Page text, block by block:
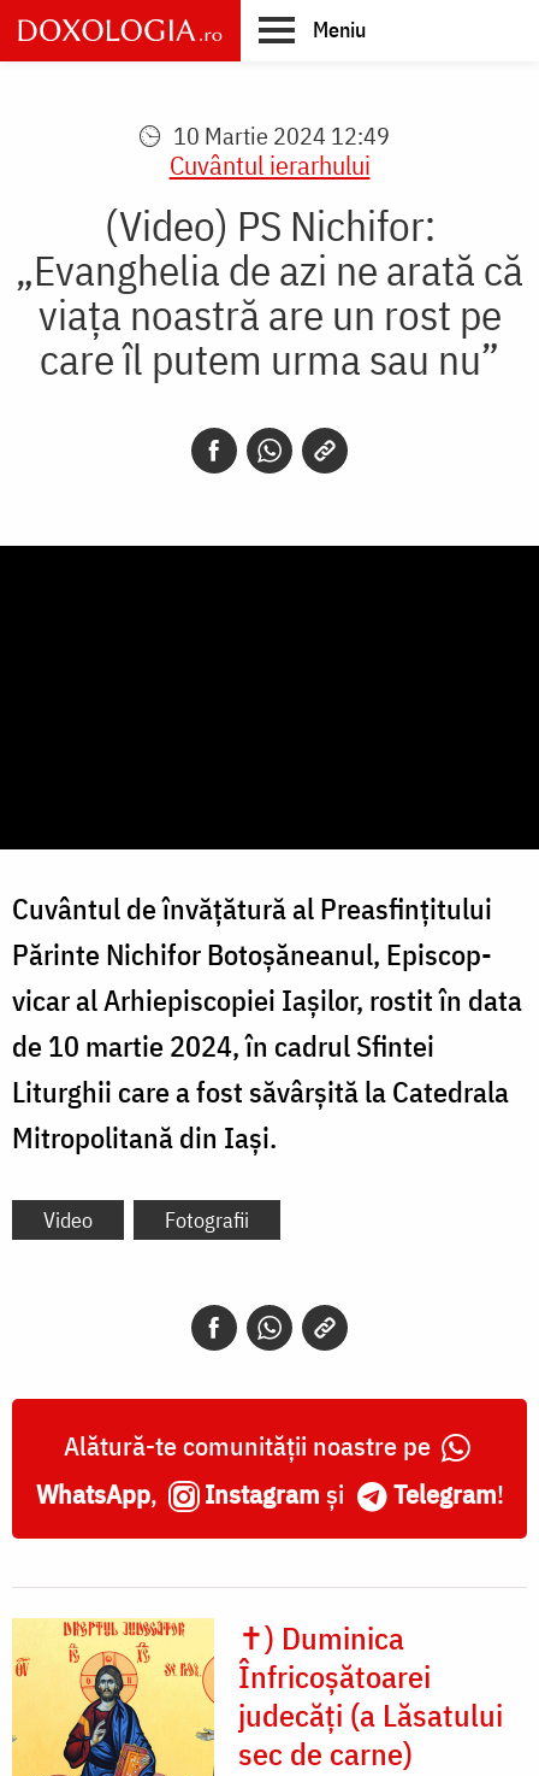
Skip
to
main
Meniu
10 Martie 2024 12:49
Cuvântul ierarhului
(Video) PS Nichifor:
„Evanghelia de azi ne arată că
viața noastră are un rost pe
care îl putem urma sau nu”
Cuvântul de învățătură al Preasfințitului
Părinte Nichifor Botoșăneanul, Episcop-
vicar al Arhiepiscopiei Iașilor, rostit în data
de 10 martie 2024, în cadrul Sfintei
Liturghii care a fost săvârșită la Catedrala
Mitropolitană din Iași.
Video Fotografii
Alătură-te comunității noastre pe
WhatsApp, Instagram și Telegram!
✝) Duminica
Înfricoșătoarei
judecăți (a Lăsatului
sec de carne)